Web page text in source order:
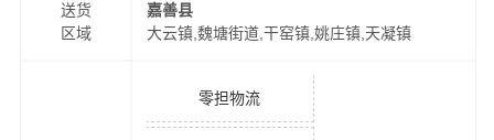
送货
区域
嘉善县
大云镇,魏塘街道,干窑镇,姚庄镇,天凝镇
零担物流